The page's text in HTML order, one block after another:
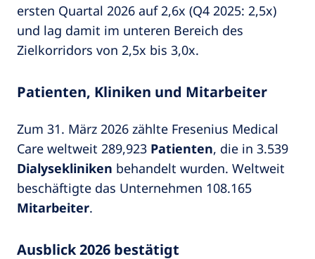
ersten Quartal 2026 auf 2,6x (Q4 2025: 2,5x)
und lag damit im unteren Bereich des
Zielkorridors von 2,5x bis 3,0x.
Patienten, Kliniken und Mitarbeiter
Zum 31. März 2026 zählte Fresenius Medical
Care weltweit 289,923 Patienten, die in 3.539
Dialysekliniken behandelt wurden. Weltweit
beschäftigte das Unternehmen 108.165
Mitarbeiter.
Ausblick 2026 bestätigt